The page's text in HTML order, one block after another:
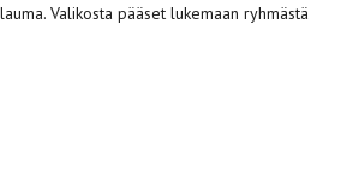
Valikosta pääset lukemaan ryhmästä